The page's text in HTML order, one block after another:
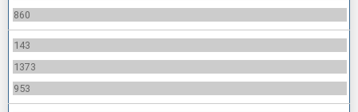
860
143
1373
953